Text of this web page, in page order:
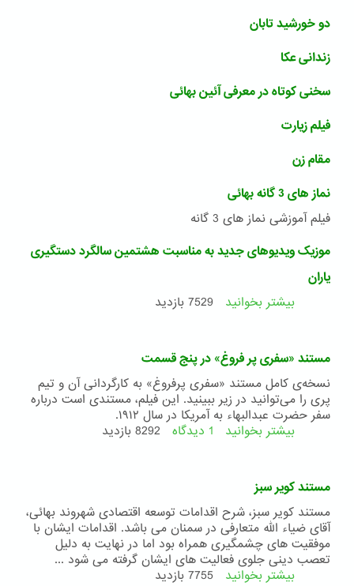
دو خورشید تابان
زندانی عکا
سخنی کوتاه در معرفی آئین بهائی
فیلم زیارت
مقام زن
نماز های 3 گانه بهائی
فیلم آموزشی نماز های 3 گانه
موزیک ویدیوهای جدید به مناسبت هشتمین سالگرد دستگیری
یاران
بیشتر بخوانید درباره
جدید
به
مناسبت
هشتمین
سالگرد
دستگیری
7529 بازدید
مستند «سفری پر فروغ» در پنج قسمت
نسخه‌ی کامل مستند «سفری پرفروغ» به کارگردانی آن و تیم
پری را می‌توانید در زیر ببینید. این فیلم، مستندی است درباره
سفر حضرت عبدالبهاء به آمریکا در سال ۱۹۱۲.
بیشتر بخوانید درباره
در
پنج
قسمت
1 دیدگاه 8292 بازدید
مستند کویر سبز
مستند کویر سبز، شرح اقدامات توسعه اقتصادی شهروند بهائی،
آقای ضیاء الله متعارفی در سمنان می باشد. اقدامات ایشان با
موفقیت های چشمگیری همراه بود اما در نهایت به دلیل
تعصب دینی جلوی فعالیت های ایشان گرفته می شود ...
بیشتر بخوانید درباره
7755 بازدید